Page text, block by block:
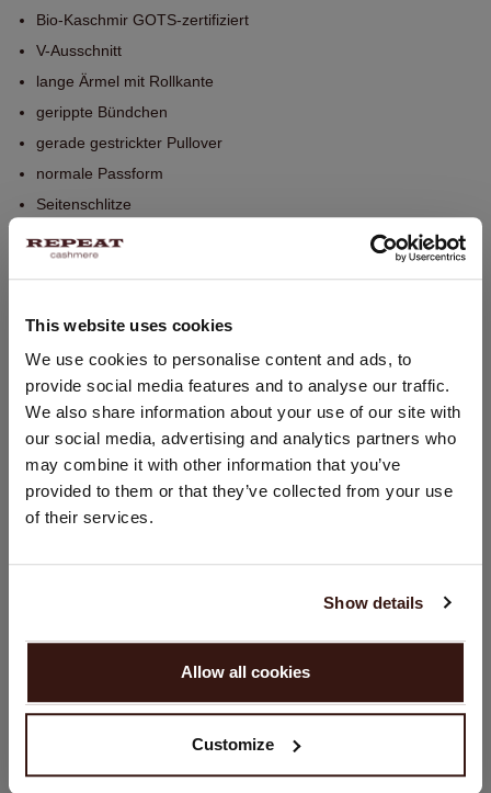
This website uses cookies
We use cookies to personalise content and ads, to
provide social media features and to analyse our traffic.
We also share information about your use of our site with
our social media, advertising and analytics partners who
may combine it with other information that you’ve
provided to them or that they’ve collected from your use
of their services.
Show details
Allow all cookies
Customize
Bio-Kaschmir GOTS-zertifiziert
V-Ausschnitt
lange Ärmel mit Rollkante
gerippte Bündchen
gerade gestrickter Pullover
normale Passform
Seitenschlitze
Handwäsche, chemische Reinigung möglich
PFLEGEHINWEISE
VERSAND & RÜCKGABE
STANDORT ÄNDERN
Sie besuchen Repeat cashmere von Niederlande (€) aus.
Möchten Sie Ihre Standort aktualisieren?
Vereinigte Staaten ($)
WEITER